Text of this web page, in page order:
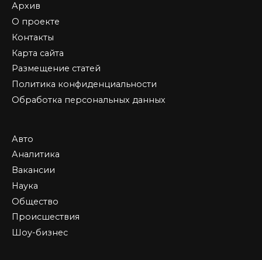
Архив
О проекте
Контакты
Карта сайта
Размещение статей
Политика конфиденциальности
Обработка персональных данных
Авто
Аналитика
Вакансии
Наука
Общество
Происшествия
Шоу-бизнес